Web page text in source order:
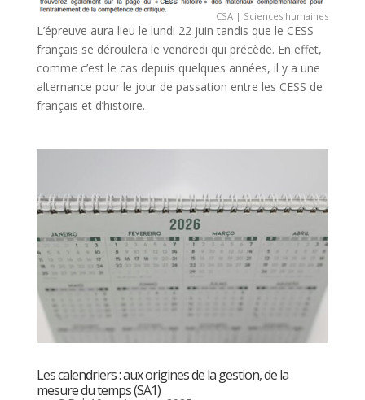
CSA | Sciences humaines
L’épreuve aura lieu le lundi 22 juin tandis que le CESS
français se déroulera le vendredi qui précède. En effet,
comme c’est le cas depuis quelques années, il y a une
alternance pour le jour de passation entre les CESS de
français et d’histoire.
Les calendriers : aux origines de la gestion, de la
mesure du temps (SA1)